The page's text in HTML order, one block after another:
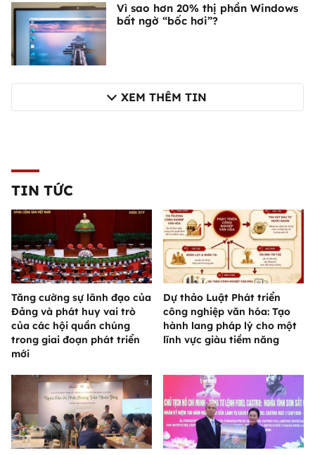
Vì sao hơn 20% thị phần Windows
bất ngờ “bốc hơi”?
XEM THÊM TIN
TIN TỨC
Tăng cường sự lãnh đạo của
Đảng và phát huy vai trò
của các hội quần chúng
trong giai đoạn phát triển
mới
Dự thảo Luật Phát triển
công nghiệp văn hóa: Tạo
hành lang pháp lý cho một
lĩnh vực giàu tiềm năng